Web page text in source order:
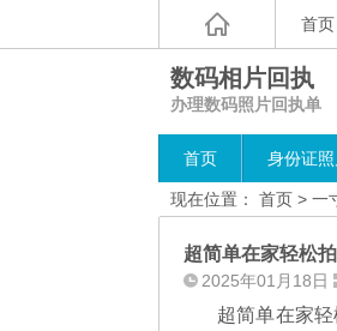
首页
数码相片回执
办理数码照片回执单
首页 身份证
现在位置： 首页 > 一
超简单在家轻松
2025年01月18日
超简单在家